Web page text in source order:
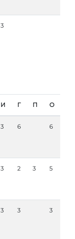
3
И Г П О
3 6 6
3 2 3 5
3 3 3